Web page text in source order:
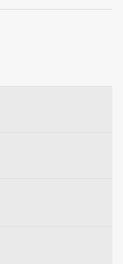
音讀jiân-